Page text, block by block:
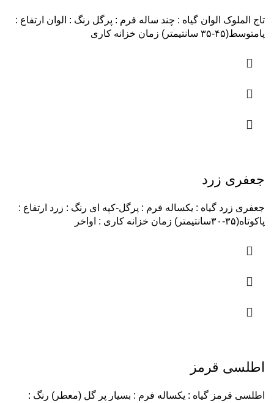
تاج الملوک الوان گیاه : چند ساله فرم : پرگل رنگ : الوان ارتفاع :
پامتوسط(۴۵-۳۵ سانتیمتر) زمان خزانه کاری
جعفری زرد
جعفری زرد گیاه : یکساله فرم : پرگل-کپه ای رنگ : زرد ارتفاع :
پاکوتاه(۳۵-۳۰سانتیمتر) زمان خزانه کاری : اواخر
اطلسی قرمز
اطلسی قرمز گیاه : یکساله فرم : بسیار پر گل (معطر) رنگ :